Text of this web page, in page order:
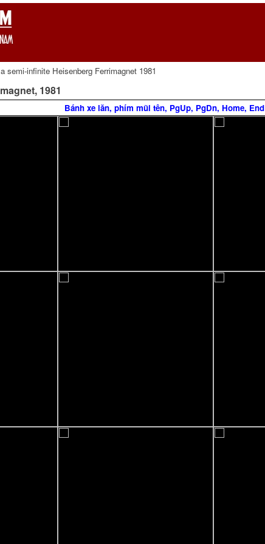
semi-infinite Heisenberg Ferrimagnet 1981
1981
Bánh xe lăn, phím mũi tên, PgUp, PgDn, Home, End